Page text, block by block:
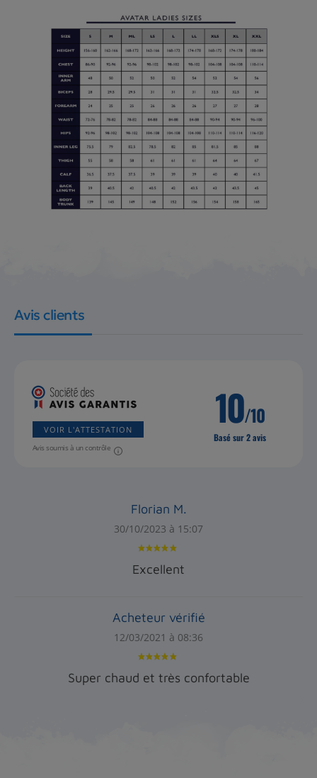
Avis clients
VOIR L'ATTESTATION
Avis soumis à un contrôle
10/10
Basé sur 2 avis
Florian M.
30/10/2023 à 15:07
Excellent
Acheteur vérifié
12/03/2021 à 08:36
Super chaud et très confortable